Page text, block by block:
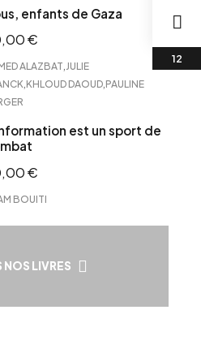
enfants de Gaza
€
ALAZBAT JULIE
KHLOUD DAOUD PAULINE
est un sport de
€
BOUITI
NOS LIVRES